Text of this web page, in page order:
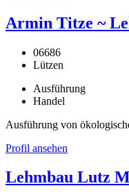
Armin Titze ~
06686
Lützen
Ausführung
Handel
Ausführung von
Profil ansehen
Lehmbau Lutz